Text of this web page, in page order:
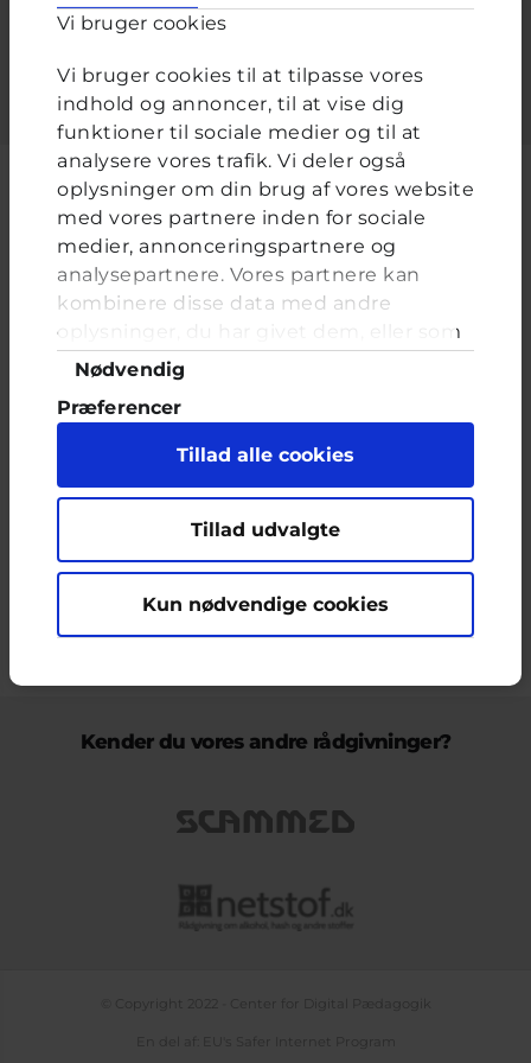
Vi bruger cookies
Vi bruger cookies til at tilpasse vores
indhold og annoncer, til at vise dig
funktioner til sociale medier og til at
analysere vores trafik. Vi deler også
oplysninger om din brug af vores website
med vores partnere inden for sociale
medier, annonceringspartnere og
analysepartnere. Vores partnere kan
kombinere disse data med andre
oplysninger, du har givet dem, eller som
de har indsamlet fra din brug af deres
tjenester. Du samtykker til vores cookies,
hvis du fortsætter med at anvende vores
hjemmeside.
Samtykkevalg
Nødvendig
Præferencer
Marketing
Tillad alle cookies
Tillad udvalgte
Kun nødvendige cookies
Indtast adgangskoden der hører til dit brugernavn.
Cyberhus er et klubhus på nettet for dig op til 25 år. Du kan skrive til
en voksen og få rådgivning i vores brevkasser og chat, dele dine
tanker i ung-til-ung eller bare hænge ud, og læse med. I Cyberhus
kan du være dig selv, og har du brug for en voksen, vil vi gerne lytte
ikke nødvendigvis den Europæiske Unions holdninger.
Kender du vores andre rådgivninger?
© Copyright 2022 - Center for Digital Pædagogik
En del af: EU's Safer Internet Program